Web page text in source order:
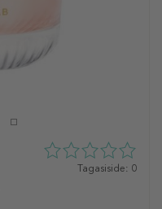
0
Tagasiside: 0